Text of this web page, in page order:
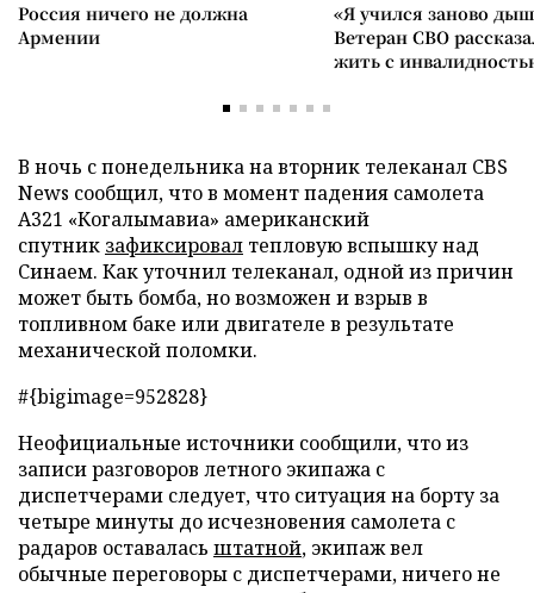
Россия ничего не должна
Армении
«Я учился заново
Ветеран СВО
жить с
В ночь с понедельника на вторник телеканал CBS
News сообщил, что в момент падения самолета
А321 «Когалымавиа» американский
спутник зафиксировал тепловую вспышку над
Синаем. Как уточнил телеканал, одной из причин
может быть бомба, но возможен и взрыв в
топливном баке или двигателе в результате
механической поломки.
#{bigimage=952828}
Неофициальные источники сообщили, что из
записи разговоров летного экипажа с
диспетчерами следует, что ситуация на борту за
четыре минуты до исчезновения самолета с
радаров оставалась штатной, экипаж вел
обычные переговоры с диспетчерами, ничего не